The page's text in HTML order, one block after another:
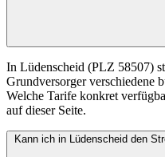
In Lüdenscheid (PLZ 58507)
Grundversorger verschiedene
Welche Tarife konkret
auf dieser Seite.
Kann ich in Lüdenscheid den